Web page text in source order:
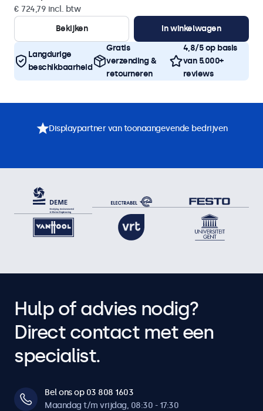
€ 724,79 incl. btw
Bekijken
In winkelwagen
Langdurige
beschikbaarheid
Gratis
verzending &
retourneren
4,8/5 op basis
van 5.000+
reviews
Displaypartner van toonaangevende bedrijven
Hulp of advies nodig?
Direct contact met een
specialist.
Bel ons op 03 808 1603
Maandag t/m vrijdag, 08:30 - 17:30